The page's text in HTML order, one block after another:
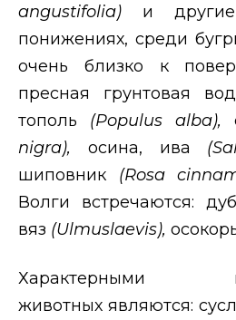
angustifolia) и
понижениях, среди
очень близко к
пресная грунтовая
тополь (Populus alba),
nigra), осина, ива (
шиповник (Rosa
Волги встречаются:
вяз (Ulmuslaevis),
Характерными
животных являются: